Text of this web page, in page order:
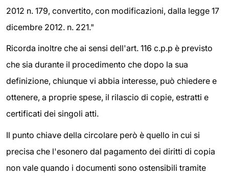
2012 n. 179, convertito, con modificazioni, dalla legge 17
dicembre 2012. n. 221."
Ricorda inoltre che ai sensi dell'art. 116 c.p.p è previsto
che sia durante il procedimento che dopo la sua
definizione, chiunque vi abbia interesse, può chiedere e
ottenere, a proprie spese, il rilascio di copie, estratti e
certificati dei singoli atti.
Il punto chiave della circolare però è quello in cui si
precisa che l'esonero dal pagamento dei diritti di copia
non vale quando i documenti sono ostensibili tramite